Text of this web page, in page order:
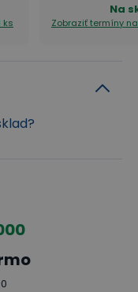
ks
Na
Zobraziť termíny